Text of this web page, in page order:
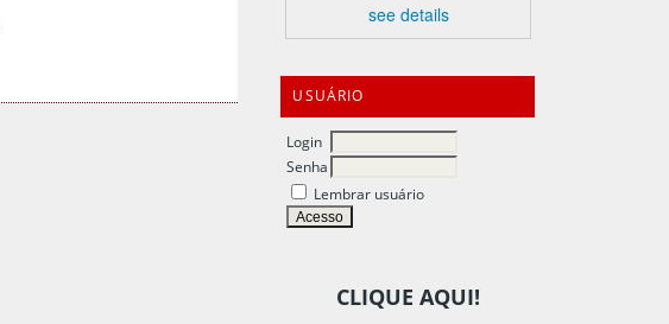
see details
USUÁRIO
Login
Senha
Lembrar usuário
CLIQUE AQUI!